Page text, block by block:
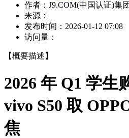
作者：J9.COM(中国认证)集
来源：
发布时间： 2026-01-12 07:08
访问量：
【概要描述】
2026 年 Q1 学生
vivo S50 取
焦